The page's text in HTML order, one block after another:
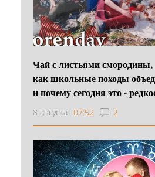
Чай с листьями смородины,
как школьные походы
и почему сегодня это -
8 августа 07:52 2